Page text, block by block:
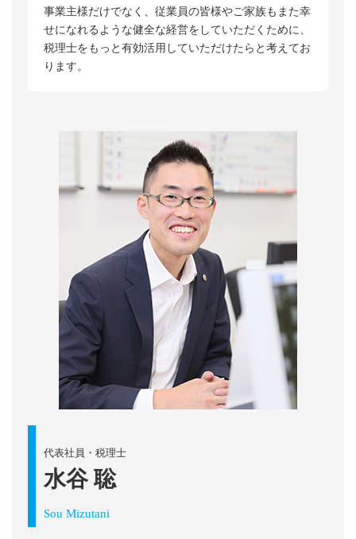
事業主様だけでなく、従業員の皆様やご家族もまた幸
せになれるような健全な経営をしていただくために、
税理士をもっと有効活用していただけたらと考えてお
ります。
代表社員・税理士
水谷 聡
Sou Mizutani